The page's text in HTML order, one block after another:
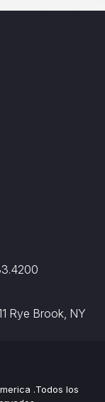
Rye Brook, NY
.Todos los